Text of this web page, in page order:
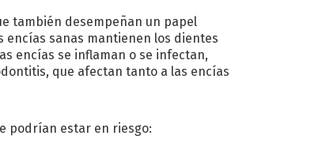
también desempeñan un papel
sanas mantienen los dientes
encías se inflaman o se infectan,
que afectan tanto a las encías
podrían estar en riesgo: